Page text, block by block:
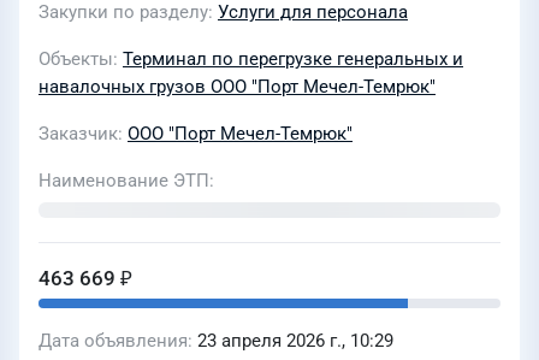
Закупки по разделу Услуги для персонала
Объекты Терминал по перегрузке генеральных и
навалочных грузов ООО "Порт Мечел-Темрюк"
Заказчик ООО "Порт Мечел-Темрюк"
Наименование ЭТП
463 669 ₽
Дата объявления 23 апреля 2026 г., 10:29